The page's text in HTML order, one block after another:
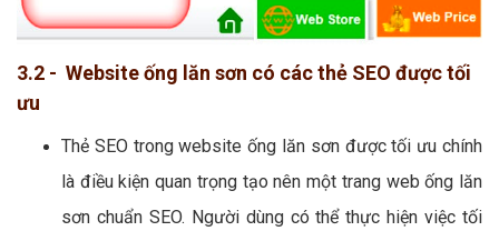
3.2 - Website ống lăn sơn có các thẻ SEO được tối
ưu
Thẻ SEO trong website ống lăn sơn được tối ưu chính
là điều kiện quan trọng tạo nên một trang web ống lăn
sơn chuẩn SEO. Người dùng có thể thực hiện việc tối